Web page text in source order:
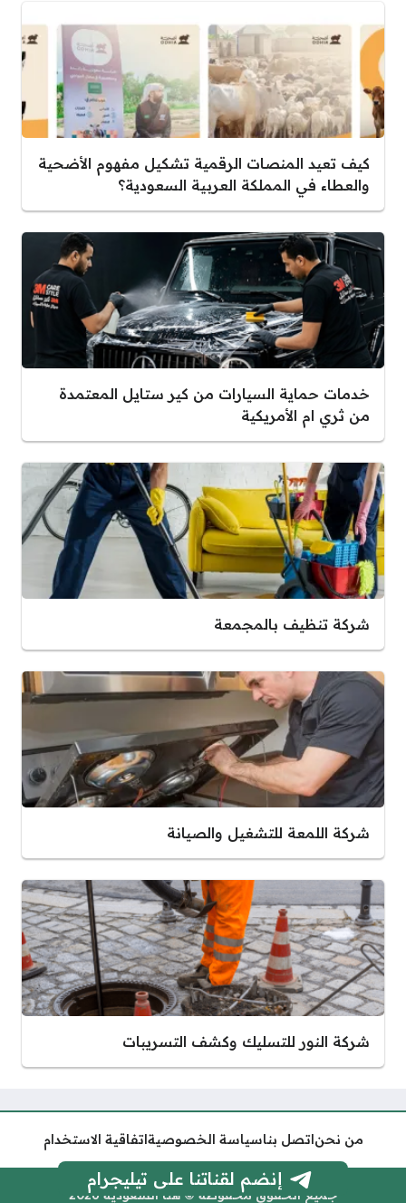
كيف تعيد المنصات الرقمية تشكيل مفهوم الأضحية
والعطاء في المملكة العربية السعودية؟
خدمات حماية السيارات من كير ستايل المعتمدة
من ثري ام الأمريكية
شركة تنظيف بالمجمعة
شركة اللمعة للتشغيل والصيانة
شركة النور للتسليك وكشف التسريبات
من نحناتصل بناسياسة الخصوصيةاتفاقية الاستخدام
جميع الحقوق محفوظة © هنا السعودية 2026
إنضم لقناتنا على تيليجرام